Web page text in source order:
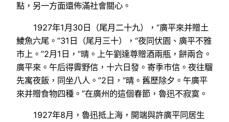
點，另一方面還佈滿社會關心。
1927年1月30日（尾月二十九），“廣平來并贈土
鯪魚六尾。”31日（尾月三十），“夜同伏園、廣平不雅
市上。”2月1日，“晴。上午劉達尊贈酒兩瓶，餅兩合。
廣平來。午后得霽野信，十六日發。寄季巿信。夜往騮
先寓夜飯，同坐八人。”2日，“晴。舊歷除夕。午廣平
來并贈食物四種。”在廣州的這個春節，魯迅不寂寞。
1927年8月，魯迅抵上海，開端與許廣平同居生